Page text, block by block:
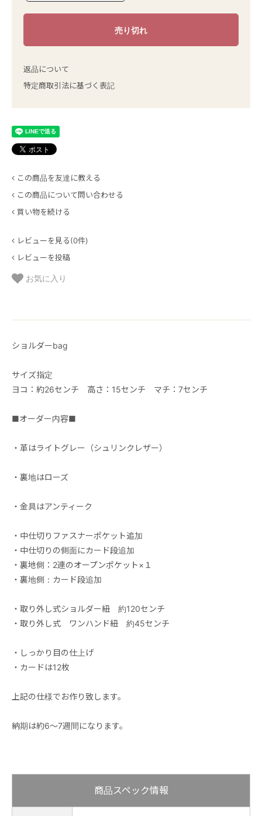
返品について
特定商取引法に基づく表記
この商品を友達に教える
この商品について問い合わせる
買い物を続ける
レビューを見る(0件)
レビューを投稿
お気に入り
ショルダーbag
サイズ指定
ヨコ：約26センチ 高さ：15センチ マチ：7センチ
■オーダー内容■
・革はライトグレー（シュリンクレザー）
・裏地はローズ
・金具はアンティーク
・中仕切りファスナーポケット追加
・中仕切りの側面にカード段追加
・裏地側：2連のオープンポケット×１
・裏地側：カード段追加
・取り外し式ショルダー紐 約120センチ
・取り外し式 ワンハンド紐 約45センチ
・しっかり目の仕上げ
・カードは12枚
上記の仕様でお作り致します。
納期は約6～7週間になります。
商品スペック情報